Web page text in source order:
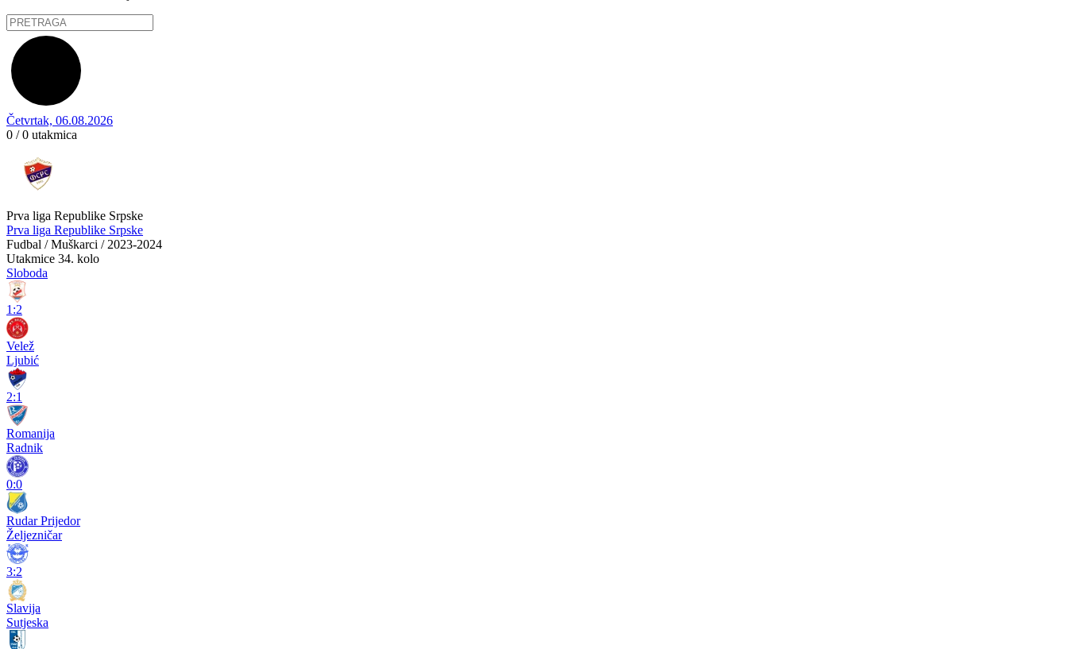
Četvrtak, 06.08.2026
0 / 0 utakmica
Prva liga Republike Srpske
Prva liga Republike Srpske
Fudbal / Muškarci / 2023-2024
Utakmice 34. kolo
Sloboda
1:2
Velež
Ljubić
2:1
Romanija
Radnik
0:0
Rudar Prijedor
Željezničar
3:2
Slavija
Sutjeska